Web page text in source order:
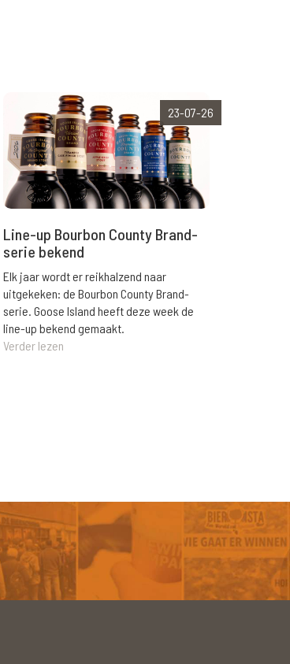
23-07-26
Line-up Bourbon County Brand-
serie bekend
Elk jaar wordt er reikhalzend naar
uitgekeken: de Bourbon County Brand-
serie. Goose Island heeft deze week de
line-up bekend gemaakt.
Verder lezen